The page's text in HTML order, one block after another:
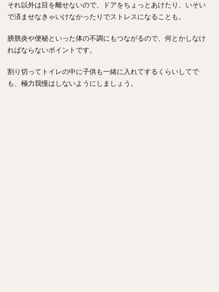
それ以外は目を離せないので、ドアをちょっとあけたり、いそい
で済ませなきゃいけなかったりでストレスになることも。
膀胱炎や便秘といった体の不調にもつながるので、何とかしなけ
ればならないポイントです。
割り切ってトイレの中に子供も一緒に入れてするくらいしてで
も、極力我慢はしないようにしましょう。